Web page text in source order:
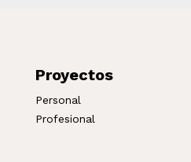
Proyectos
Personal
Profesional